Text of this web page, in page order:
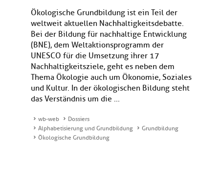
Ökologische Grundbildung ist ein Teil der
weltweit aktuellen Nachhaltigkeitsdebatte.
Bei der Bildung für nachhaltige Entwicklung
(BNE), dem Weltaktionsprogramm der
UNESCO für die Umsetzung ihrer 17
Nachhaltigkeitsziele, geht es neben dem
Thema Ökologie auch um Ökonomie, Soziales
und Kultur. In der ökologischen Bildung steht
das Verständnis um die ...
wb-web
Dossiers
Alphabetisierung und Grundbildung
Grundbildung
Ökologische Grundbildung